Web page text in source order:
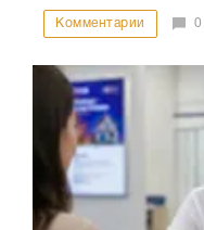
Комментарии 0